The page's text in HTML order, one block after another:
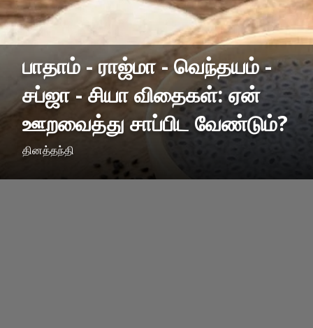
பாதாம் - ராஜ்மா - வெந்தயம் -
சப்ஜா - சியா விதைகள்: ஏன்
ஊறவைத்து சாப்பிட வேண்டும்?
தினத்தந்தி